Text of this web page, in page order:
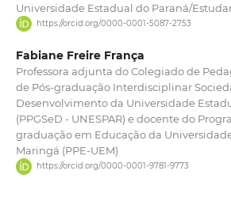
Universidade Estadual do Paraná/
https://orcid.org/0000-0001-5087-2753
Fabiane Freire França
Professora adjunta do Colegiado de
de Pós-graduação Interdisciplinar
Desenvolvimento da Universidade
(PPGSeD - UNESPAR) e docente do
graduação em Educação da
Maringá (PPE-UEM)
https://orcid.org/0000-0001-9781-9773